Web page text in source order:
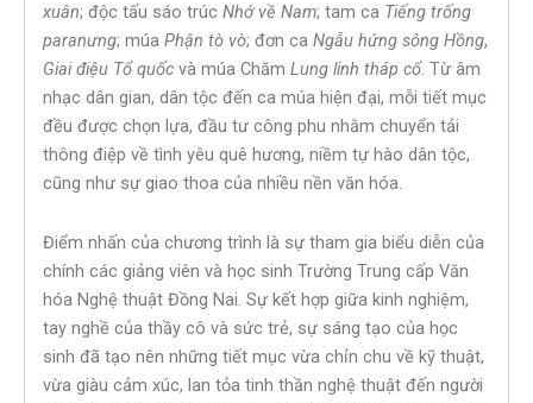
xuân; độc tấu sáo trúc Nhớ về Nam; tam ca Tiếng trống
paranưng; múa Phận tò vò; đơn ca Ngẫu hứng sông Hồng,
Giai điệu Tổ quốc và múa Chăm Lung linh tháp cổ. Từ âm
nhạc dân gian, dân tộc đến ca múa hiện đại, mỗi tiết mục
đều được chọn lựa, đầu tư công phu nhằm chuyển tải
thông điệp về tình yêu quê hương, niềm tự hào dân tộc,
cũng như sự giao thoa của nhiều nền văn hóa.
Điểm nhấn của chương trình là sự tham gia biểu diễn của
chính các giảng viên và học sinh Trường Trung cấp Văn
hóa Nghệ thuật Đồng Nai. Sự kết hợp giữa kinh nghiệm,
tay nghề của thầy cô và sức trẻ, sự sáng tạo của học
sinh đã tạo nên những tiết mục vừa chỉn chu về kỹ thuật,
vừa giàu cảm xúc, lan tỏa tinh thần nghệ thuật đến người